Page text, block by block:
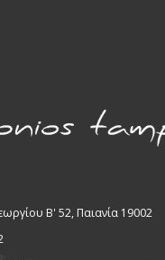
Β' 52, Παιανία 19002